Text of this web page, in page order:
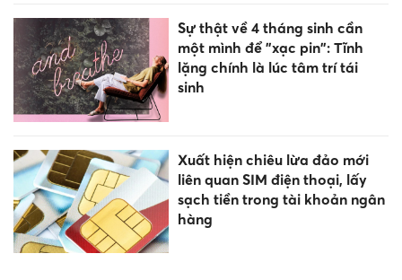
Sự thật về 4 tháng sinh cần
một mình để "xạc pin": Tĩnh
lặng chính là lúc tâm trí tái
sinh
Xuất hiện chiêu lừa đảo mới
liên quan SIM điện thoại, lấy
sạch tiền trong tài khoản ngân
hàng